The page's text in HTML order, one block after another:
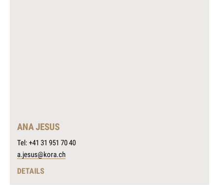
ANA JESUS
Tel: +41 31 951 70 40
a.jesus@kora.ch
DETAILS